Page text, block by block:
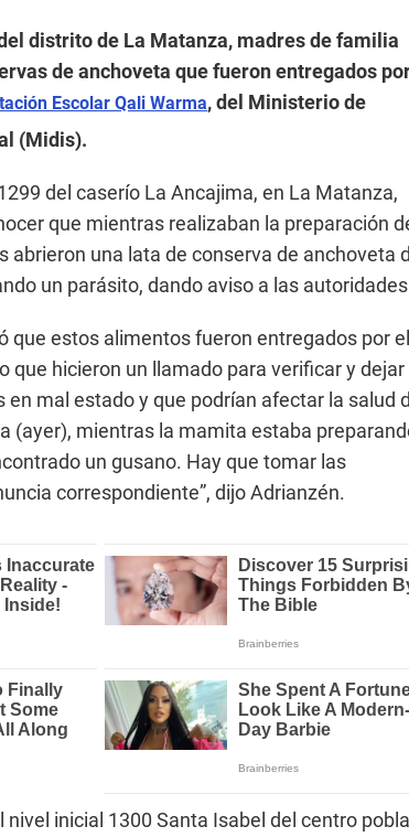
distrito de La Matanza, madres de familia
de anchoveta que fueron entregados
Escolar Qali Warma, del Ministerio de
(Midis).
del caserío La Ancajima, en La Matanza,
que mientras realizaban la preparación
abrieron una lata de conserva de anchoveta
un parásito, dando aviso a las
que estos alimentos fueron entregados por el
que hicieron un llamado para verificar y dejar
mal estado y que podrían afectar la salud
(ayer), mientras la mamita estaba
un gusano. Hay que tomar las
correspondiente”, dijo Adrianzén.
nivel inicial 1300 Santa Isabel del centro